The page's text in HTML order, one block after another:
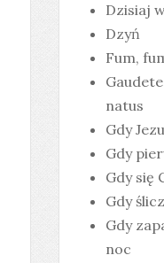
Dzisiaj
Dzyń
Fum,
natus
Gdy
Gdy
Gdy się
Gdy
Gdy
noc